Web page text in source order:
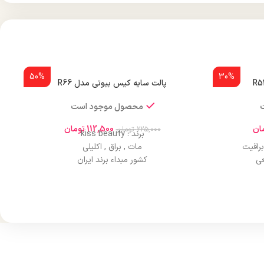
30%
50%
پالت سایه کیس بیوتی مدل R66
محصول موجود است
225,000 تومان 112,500تومان
برند : kiss beauty
مات , براق , اکلیلی
کشور مبداء برند ایران